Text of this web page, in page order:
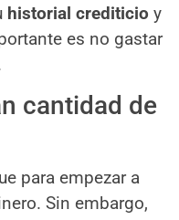
historial crediticio y
es no gastar
cantidad de
para empezar a
Sin embargo,